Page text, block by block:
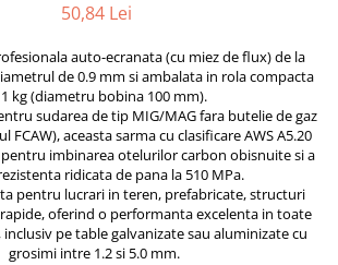
50,84 Lei
auto-ecranata (cu miez de flux) de la
de 0.9 mm si ambalata in rola compacta
kg (diametru bobina 100 mm).
sudarea de tip MIG/MAG fara butelie de gaz
aceasta sarma cu clasificare AWS A5.20
pentru imbinarea otelurilor carbon obisnuite si a
ridicata de pana la 510 MPa.
pentru lucrari in teren, prefabricate, structuri
oferind o performanta excelenta in toate
pe table galvanizate sau aluminizate cu
grosimi intre 1.2 si 5.0 mm.